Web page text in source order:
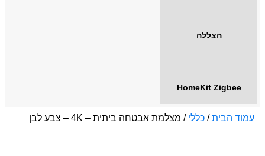
הצללה
HomeKit Zigbee
עמוד הבית/ כללי / מצלמת אבטחה ביתית – 4K – צבע לבן